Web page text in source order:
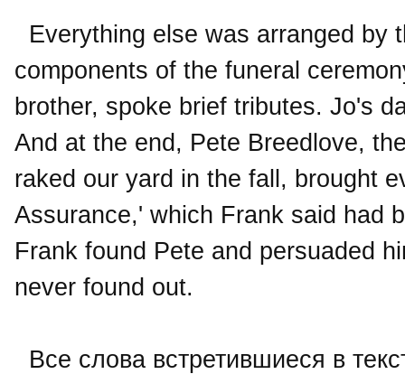
Everything else was arranged by
components of the funeral
brother, spoke brief tributes. Jo's
And at the end, Pete Breedlove,
raked our yard in the fall, brought
Assurance,' which Frank said had
Frank found Pete and persuaded
never found out.
Все слова встретившиеся в